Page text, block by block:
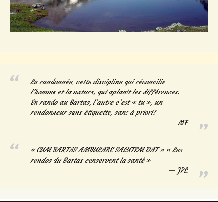
La randonnée, cette discipline qui réconcilie
l’homme et la nature, qui aplanit les différences.
En rando au Bartas, l’autre c’est « tu », un
randonneur sans étiquette, sans à priori!
MF
« CUM BARTAS AMBULARE SALUTEM DAT » « Les
randos du Bartas conservent la santé »
JPL